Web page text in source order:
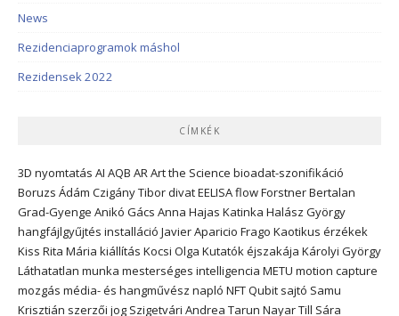
News
Rezidenciaprogramok máshol
Rezidensek 2022
CÍMKÉK
3D nyomtatás AI AQB ARArt the Science bioadat-szonifikáció
Boruzs Ádám Czigány TibordivatEELISAflowForstner Bertalan
Grad-Gyenge Anikó Gács Anna Hajas Katinka Halász György
hangfájlgyűjtés installáció Javier Aparicio Frago Kaotikus érzékek
Kiss Rita Mária kiállítás Kocsi Olga Kutatók éjszakája Károlyi György
Láthatatlan munka mesterséges intelligencia METU motion capture
mozgás média- és hangművész napló NFTQubit sajtó Samu
Krisztián szerzői jog Szigetvári Andrea Tarun NayarTill Sára